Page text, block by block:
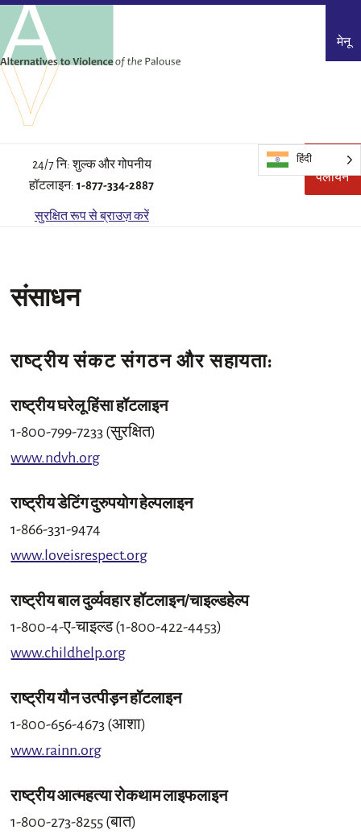
24/7 नि: शुल्क और गोपनीय
हॉटलाइन:1-877-334-2887
सुरक्षित रूप से ब्राउज़ करें
साइट
को
पलायन
हिंदी
मेनू
संसाधन
राष्ट्रीय संकट संगठन और सहायता:
राष्ट्रीय घरेलू हिंसा हॉटलाइन
1-800-799-7233 (सुरक्षित)
www.ndvh.org
राष्ट्रीय डेटिंग दुरुपयोग हेल्पलाइन
1-866-331-9474
www.loveisrespect.org
राष्ट्रीय बाल दुर्व्यवहार हॉटलाइन/चाइल्डहेल्प
1-800-4-ए-चाइल्ड (1-800-422-4453)
www.childhelp.org
राष्ट्रीय यौन उत्पीड़न हॉटलाइन
1-800-656-4673 (आशा)
www.rainn.org
राष्ट्रीय आत्महत्या रोकथाम लाइफलाइन
1-800-273-8255 (बात)